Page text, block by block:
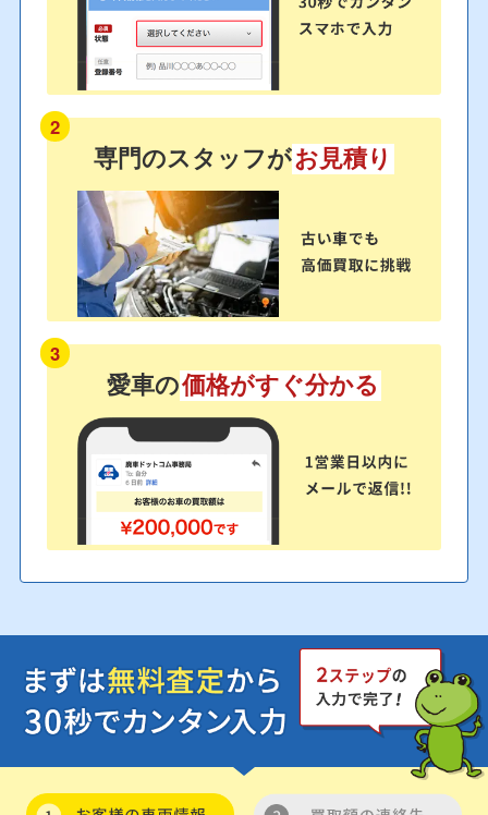
2
専門のスタッフがお見積り
3
愛車の価格がすぐ分かる